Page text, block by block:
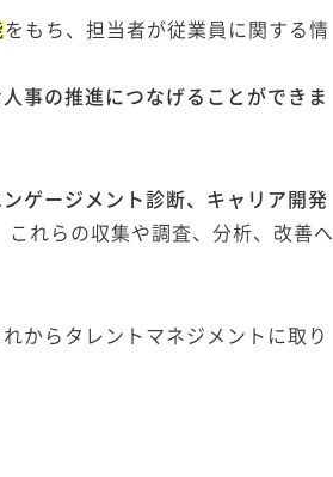
をもち、担当者が従業員に関する情
事の推進につなげることができま
ゲージメント診断、キャリア開発
れらの収集や調査、分析、改善へ
からタレントマネジメントに取り